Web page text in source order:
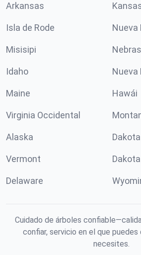
Arkansas
Isla de Rode Nueva
Misisipi
Idaho Nueva
Maine Hawái
Virginia Occidental
Alaska
Vermont
Delaware
Cuidado de árboles
confiar, servicio en el que puedes
necesites.